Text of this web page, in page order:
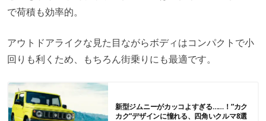
で荷積も効率的。
アウトドアライクな見た目ながらボディはコンパクトで小
回りも利くため、もちろん街乗りにも最適です。
新型ジムニーがカッコよすぎる……！”カク
カク”デザインに憧れる、四角いクルマ8選